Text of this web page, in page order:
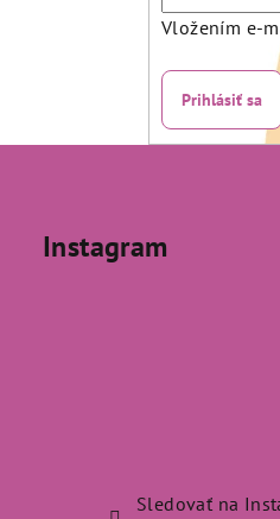
Vložením e-
Prihlásiť sa
Instagram
Sledovať na